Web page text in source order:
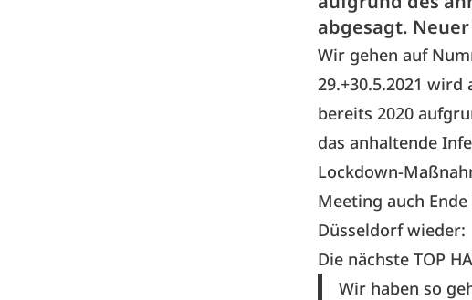
abgesagt. Neuer
Wir gehen auf
29.+30.5.2021
bereits 2020
das anhaltende
Lockdown-
Meeting auch
Düsseldorf wieder:
Die nächste TOP
Wir haben so